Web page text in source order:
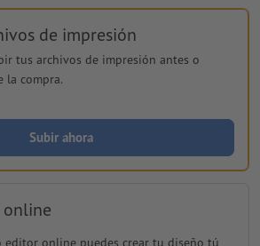
de impresión
tus archivos de impresión antes o
la compra.
Subir ahora
online
editor online puedes crear tu diseño tú